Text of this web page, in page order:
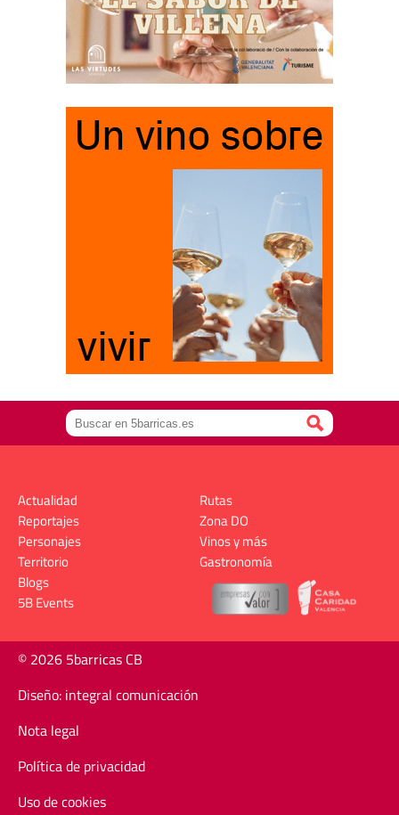
Actualidad
Reportajes
Personajes
Territorio
Rutas
Zona DO
Vinos y más
Gastronomía
Blogs
5B Events
© 2026 5barricas CB
Diseño: integral comunicación
Nota legal
Política de privacidad
Uso de cookies